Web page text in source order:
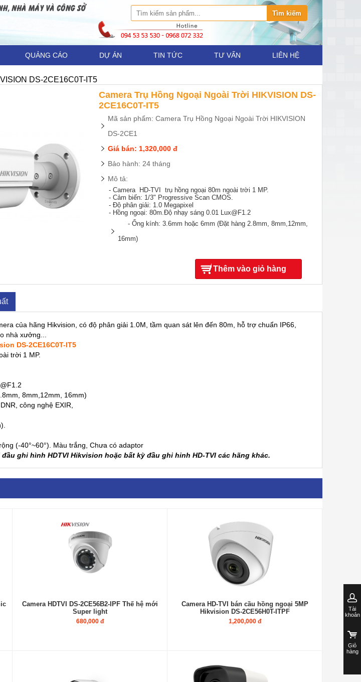
QUẢNG CÁO DỰ ÁN TIN TỨC TƯ VẤN LIÊN HỆ
DS-2CE16C0T-IT5
Camera Trụ Hồng Ngoại Ngoài Trời HIKVISION DS-
2CE16C0T-IT5
Mã sản phẩm: Camera Trụ Hồng Ngoại Ngoài Trời HIKVISION
DS-2CE1
Giá bán: 1,320,000 đ
Bảo hành: 24 tháng
Mô tả:
- Camera HD-TVI trụ hồng ngoại 80m ngoài trời 1 MP.
- Cảm biến: 1/3" Progressive Scan CMOS.
- Độ phân giải: 1.0 Megapixel
- Hồng ngoại: 80m.Độ nhạy sáng 0.01 Lux@F1.2
- Ống kính: 3.6mm hoặc 6mm (Đặt hàng 2.8mm, 8mm,12mm,
16mm)
Thêm vào giỏ hàng
của hãng Hikvision, có độ phân giải 1.0M, tầm quan sát lên đến 80m, hỗ trợ chuẩn IP66,
nhà xưởng...
DS-2CE16C0T-IT5
trời 1 MP.
8mm,12mm, 16mm)
công nghệ EXIR,
(-40°~60°). Màu trắng, Chưa có adaptor
ghi hình HDTVI Hikvision hoặc bất kỳ đầu ghi hinh HD-TVI các hãng khác.
Camera HDTVI DS-2CE56B2-IPF Thế hệ mới
Super light
680,000 đ
Camera HD-TVI bán cầu hồng ngoại 5MP
Hikvision DS-2CE56H0T-ITPF
1,200,000 đ
Tài
khoản
Giỏ
hàng